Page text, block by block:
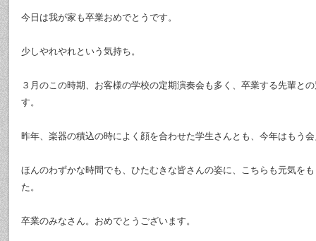
今日は我が家も卒業おめでとうです。
少しやれやれという気持ち。
３月のこの時期、お客様の学校の定期演奏会も多く、卒業する先輩と
す。
昨年、楽器の積込の時によく顔を合わせた学生さんとも、今年はもう
ほんのわずかな時間でも、ひたむきな皆さんの姿に、こちらも元気を
た。
卒業のみなさん。おめでとうございます。